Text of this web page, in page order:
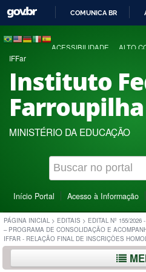
COMUNICA BR
ACESSIBILIDADE ALTO
IFFar
Instituto
Farroupilha
MINISTÉRIO DA EDUCAÇÃO
Início Portal Acesso à Informação
PÁGINA INICIAL > EDITAIS > EDITAL Nº 155/
– PROGRAMA DE CONSOLIDAÇÃO E
IFFAR - RELAÇÃO FINAL DE INSCRIÇÕES